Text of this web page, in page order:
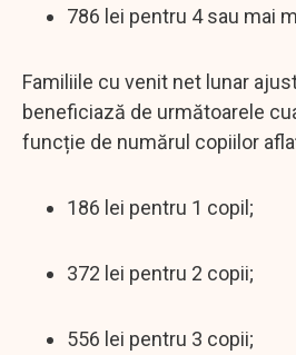
786 lei pentru 4 sau mai
Familiile cu venit net lunar
beneficiază de următoarele
funcție de numărul copiilor
186 lei pentru 1 copil;
372 lei pentru 2 copii;
556 lei pentru 3 copii;